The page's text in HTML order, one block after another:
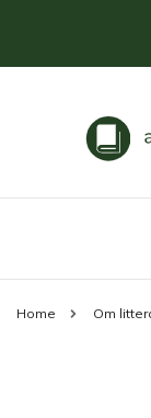
Svenska klassiker
Home Om